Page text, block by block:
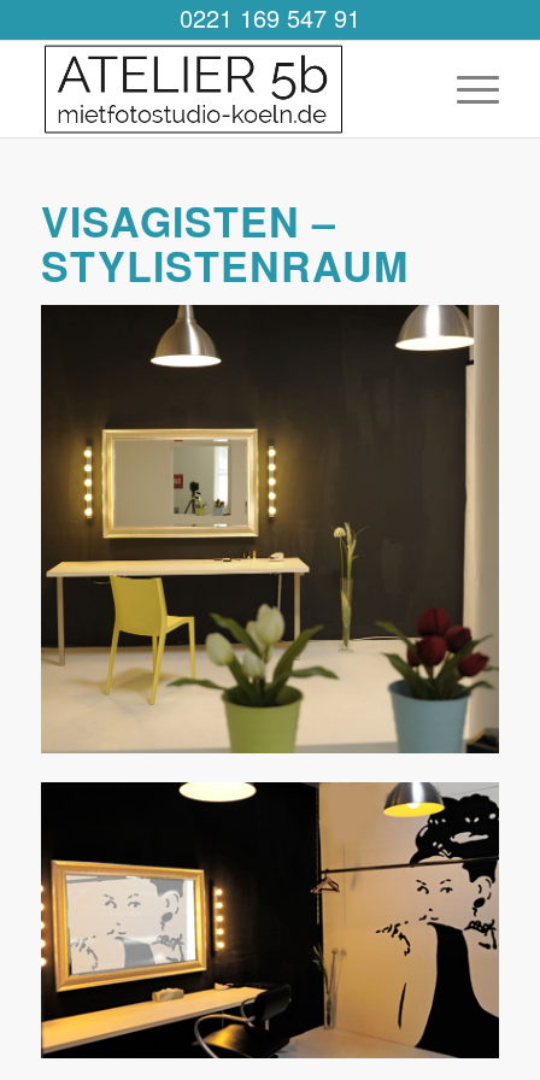
0221 169 547 91
VISAGISTEN –
STYLISTENRAUM